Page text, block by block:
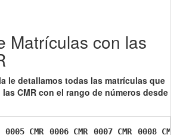
Matrículas con las
le detallamos todas las matrículas que
CMR con el rango de números desde
0005 CMR 0006 CMR 0007 CMR
0008 CMR